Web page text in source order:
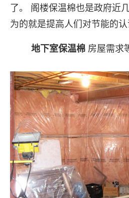
了。 阁楼保温棉也是政府近
为的就是提高人们对节能的认
地下室保温棉 房屋需求